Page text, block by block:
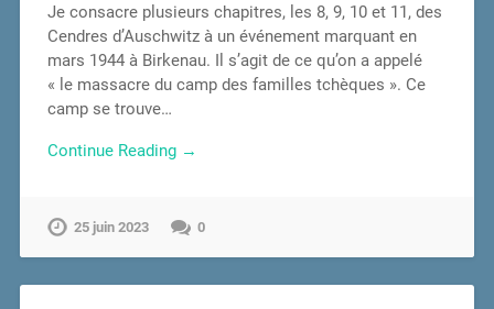
Je consacre plusieurs chapitres, les 8, 9, 10 et 11, des
Cendres d’Auschwitz à un événement marquant en
mars 1944 à Birkenau. Il s’agit de ce qu’on a appelé
« le massacre du camp des familles tchèques ». Ce
camp se trouve…
Continue Reading →
25 juin 2023 0